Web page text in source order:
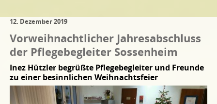
12. Dezember 2019
Vorweihnachtlicher Jahresabschluss
der Pflegebegleiter Sossenheim
Inez Hützler begrüßte Pflegebegleiter und Freunde
zu einer besinnlichen Weihnachtsfeier